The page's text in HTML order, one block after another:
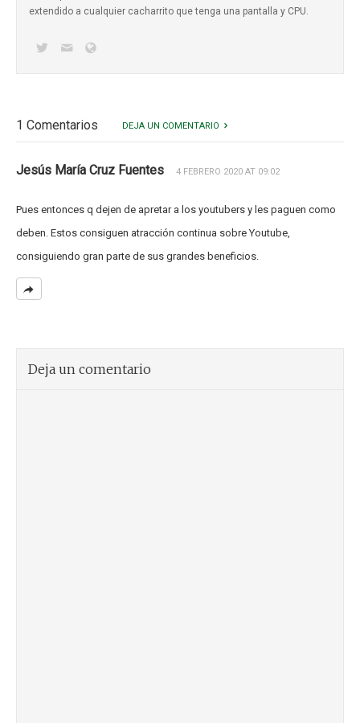
extendido a cualquier cacharrito que tenga una pantalla y CPU.
1 Comentarios DEJA UN COMENTARIO
Jesús María Cruz Fuentes 4 FEBRERO 2020 AT 09:02
Pues entonces q dejen de apretar a los youtubers y les paguen como
deben. Estos consiguen atracción continua sobre Youtube,
consiguiendo gran parte de sus grandes beneficios.
Deja un comentario